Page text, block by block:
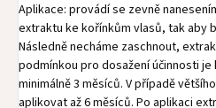
Aplikace: provádí se zevně
extraktu ke kořínkům vlasů, tak aby
Následně necháme zaschnout,
podmínkou pro dosažení účinnosti
minimálně 3 měsíců. V případě
aplikovat až 6 měsíců. Po aplikaci